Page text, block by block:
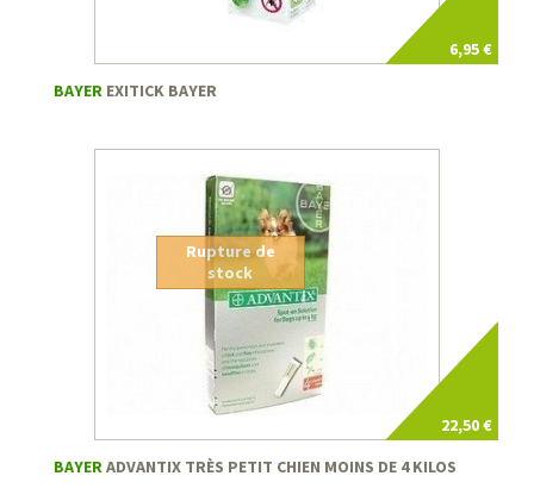
6,95 €
BAYER EXITICK BAYER
22,50 €
Rupture de
stock
BAYERADVANTIX TRÈS PETIT CHIEN MOINS DE 4 KILOS